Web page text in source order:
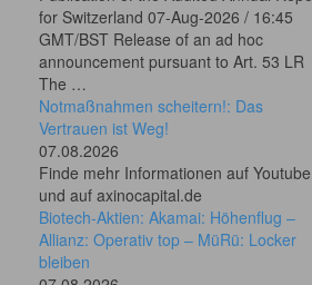
for Switzerland 07-Aug-2026 / 16:45
GMT/BST Release of an ad hoc
announcement pursuant to Art. 53 LR
The …
Notmaßnahmen scheitern!: Das
Vertrauen ist Weg!
07.08.2026
Finde mehr Informationen auf Youtube
und auf axinocapital.de
Biotech-Aktien: Akamai: Höhenflug –
Allianz: Operativ top – MüRü: Locker
bleiben